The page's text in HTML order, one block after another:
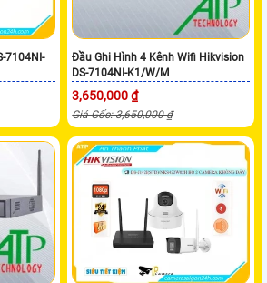
7104NI-
Đầu Ghi Hình 4 Kênh Wifi Hikvision
DS-7104NI-K1/W/M
3,650,000 ₫
Giá Gốc: 3,650,000 ₫